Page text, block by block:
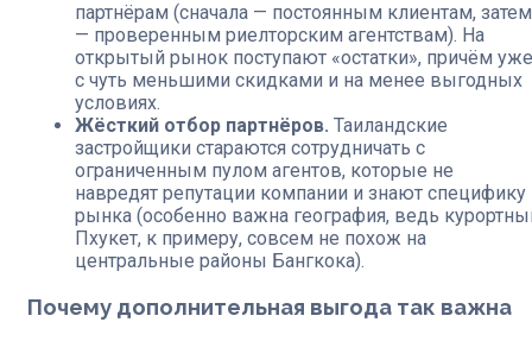
партнёрам (сначала — постоянным клиентам, затем
— проверенным риелторским агентствам). На
открытый рынок поступают «остатки», причём уже
с чуть меньшими скидками и на менее выгодных
условиях.
Жёсткий отбор партнёров. Таиландские
застройщики стараются сотрудничать с
ограниченным пулом агентов, которые не
навредят репутации компании и знают специфику
рынка (особенно важна география, ведь
Пхукет, к примеру, совсем не похож на
центральные районы Бангкока).
Почему дополнительная выгода так важна